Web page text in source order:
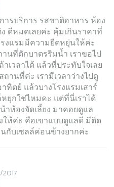
รบริการ รสชาติอาหาร ห้อง
ดีหมดเลยค่ะ คุ้มเกินราคาที่
งแรมมีความยืดหยุ่นให้ค่ะ
านที่ตักบาตรริมน้ำ เราขอไป
าเวลาได้ แล้วที่ประทับใจเลย
านที่ค่ะ เรามีเวลาว่างไปดู
ทิตย์ แล้วบางโรงแรมเสาร์
ยุกใช่ไหมคะ แต่ที่นี่เราได้
าห้องจัดเลี้ยง มาคอยดูแล
ห้ค่ะ คือเขาแบบดูแลดี มีติด
กับเซลล์ค่อนข้างยากค่ะ